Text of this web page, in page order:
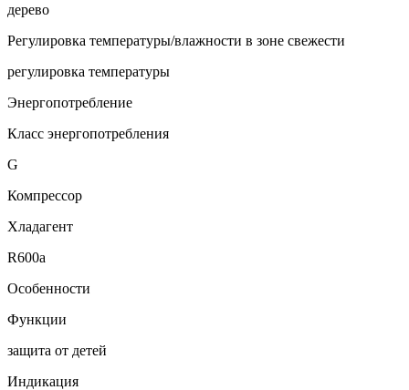
дерево
Регулировка температуры/влажности в зоне свежести
регулировка температуры
Энергопотребление
Класс энергопотребления
G
Компрессор
Хладагент
R600a
Особенности
Функции
защита от детей
Индикация